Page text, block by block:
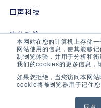
本网站在您的计算机上存储
网站使用的信息，使其能够
制浏览体验，并用于分析和
我们的cookies的更多信息，
如果您拒绝，当您访问本网
cookie将被浏览器用于记住您
同意
回声科技
隐私政策
查询
Copyright © 2021 HONDA